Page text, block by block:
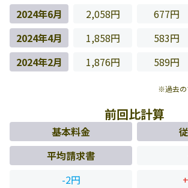
2024年6月
2,058円 677円
2024年4月
1,858円 583円
2024年2月
1,876円 589円
※過去の
前回比計算
基本料金
平均請求書
-2円